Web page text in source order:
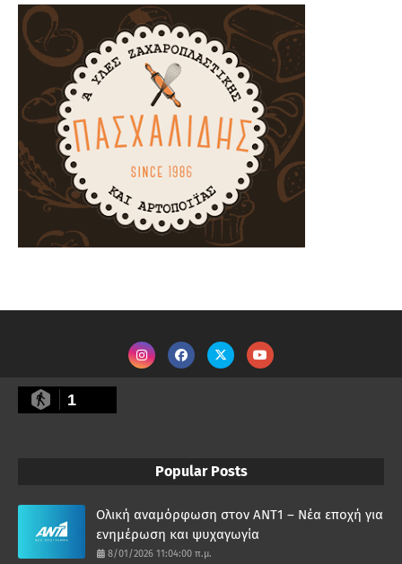
1
Popular Posts
Ολική αναμόρφωση στον ΑΝΤ1 – Νέα εποχή για
ενημέρωση και ψυχαγωγία
8/01/2026 11:04:00 π.μ.